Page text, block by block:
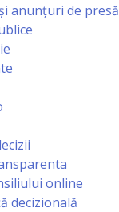
anunțuri de presă
online
decizională